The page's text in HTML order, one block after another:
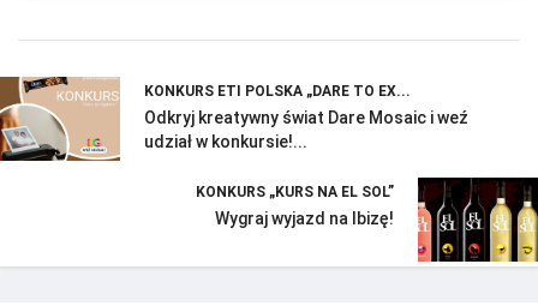
KONKURS ETI POLSKA „DARE TO EX...
Odkryj kreatywny świat Dare Mosaic i weź
udział w konkursie!...
KONKURS „KURS NA EL SOL”
Wygraj wyjazd na Ibizę!